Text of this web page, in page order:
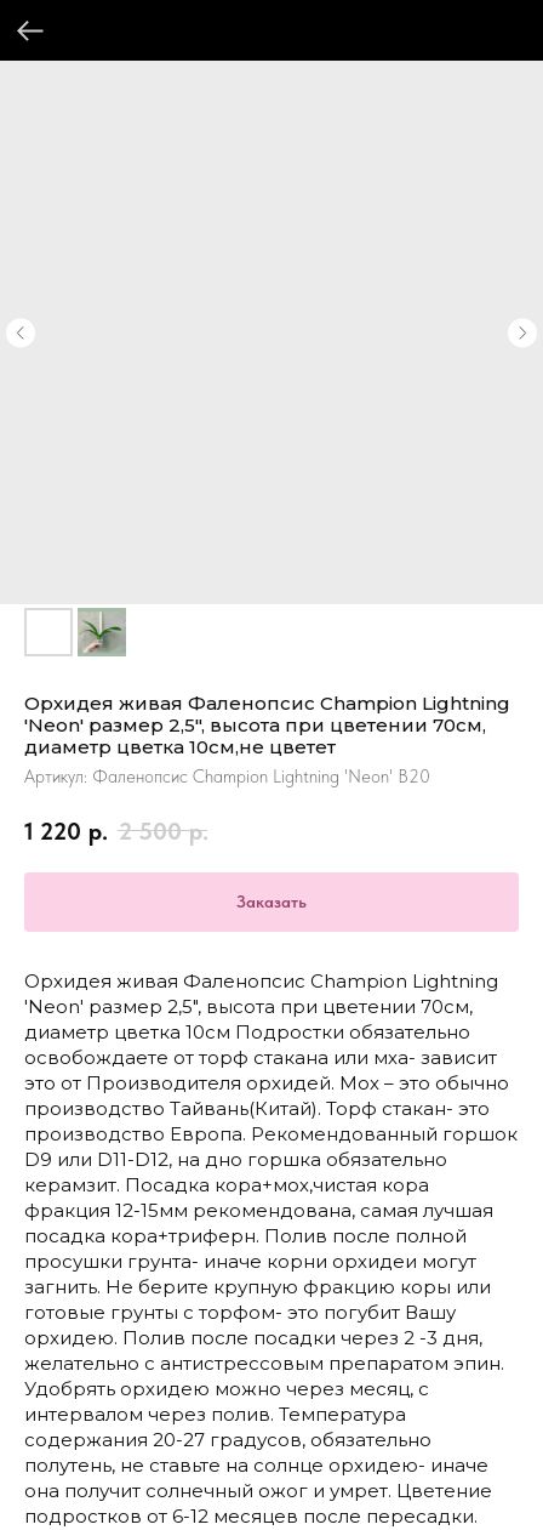
Орхидея живая Фаленопсис Champion Lightning
'Neon' размер 2,5", высота при цветении 70см,
диаметр цветка 10см,не цветет
Артикул: Фаленопсис Champion Lightning 'Neon' B20
1 220 р. 2 500 р.
Заказать
Орхидея живая Фаленопсис Champion Lightning
'Neon' размер 2,5", высота при цветении 70см,
диаметр цветка 10см Подростки обязательно
освобождаете от торф стакана или мха- зависит
это от Производителя орхидей. Мох – это обычно
производство Тайвань(Китай). Торф стакан- это
производство Европа. Рекомендованный горшок
D9 или D11-D12, на дно горшка обязательно
керамзит. Посадка кора+мох,чистая кора
фракция 12-15мм рекомендована, самая лучшая
посадка кора+триферн. Полив после полной
просушки грунта- иначе корни орхидеи могут
загнить. Не берите крупную фракцию коры или
готовые грунты с торфом- это погубит Вашу
орхидею. Полив после посадки через 2 -3 дня,
желательно с антистрессовым препаратом эпин.
Удобрять орхидею можно через месяц, с
интервалом через полив. Температура
содержания 20-27 градусов, обязательно
полутень, не ставьте на солнце орхидею- иначе
она получит солнечный ожог и умрет. Цветение
подростков от 6-12 месяцев после пересадки.